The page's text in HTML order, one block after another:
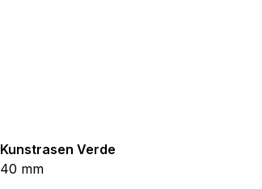
Kunstrasen Verde
40 mm